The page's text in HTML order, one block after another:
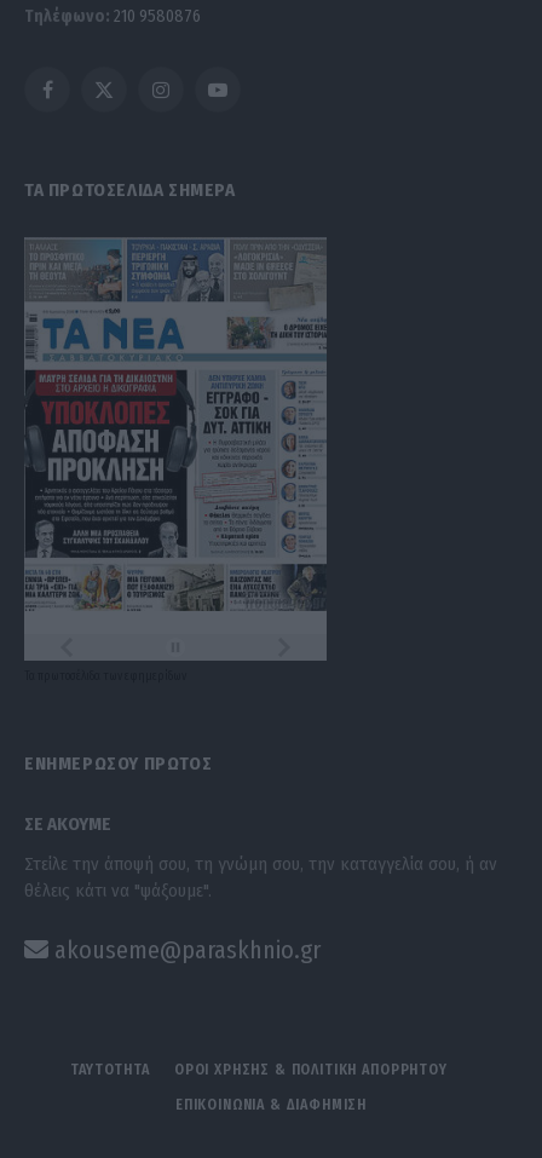
Τηλέφωνο: 210 9580876
Facebook
X
InstagramYouTube
ΤΑ ΠΡΩΤΟΣΕΛΙΔΑ ΣΗΜΕΡΑ
ΕΝΗΜΕΡΩΣΟΥ ΠΡΩΤΟΣ
ΣΕ ΑΚΟΥΜΕ
Στείλε την άποψή σου, τη γνώμη σου, την καταγγελία σου, ή αν
θέλεις κάτι να "ψάξουμε".
akouseme@paraskhnio.gr
ΤΑΥΤΟΤΗΤΑ ΟΡΟΙ ΧΡΗΣΗΣ & ΠΟΛΙΤΙΚΗ ΑΠΟΡΡΗΤΟΥ
ΕΠΙΚΟΙΝΩΝΙΑ & ΔΙΑΦΗΜΙΣΗ